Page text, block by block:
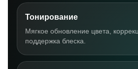
Тонирование
Мягкое обновление цвета,
поддержка блеска.